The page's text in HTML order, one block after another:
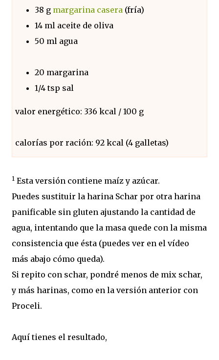
38 g margarina casera(fría)
14 ml aceite de oliva
50 ml agua
20 margarina
1/4 tsp sal
valor energético: 336 kcal / 100 g
calorías por ración: 92 kcal (4 galletas)
1 Esta versión contiene maíz y azúcar.
Puedes sustituir la harina Schar por otra harina
panificable sin gluten ajustando la cantidad de
agua, intentando que la masa quede con la misma
consistencia que ésta (puedes ver en el vídeo
más abajo cómo queda).
Si repito con schar, pondré menos de mix schar,
y más harinas, como en la versión anterior con
Proceli.
Aquí tienes el resultado,